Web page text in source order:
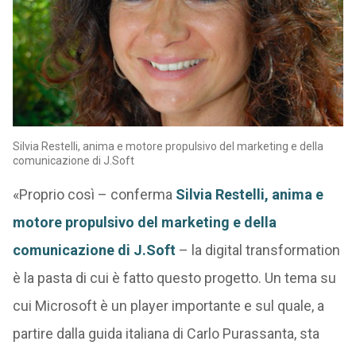
Silvia Restelli, anima e motore propulsivo del marketing e della
comunicazione di J.Soft
«Proprio così – conferma Silvia Restelli, anima e
motore propulsivo del marketing e della
comunicazione di J.Soft– la digital transformation
è la pasta di cui è fatto questo progetto. Un tema su
cui Microsoft è un player importante e sul quale, a
partire dalla guida italiana di Carlo Purassanta, sta